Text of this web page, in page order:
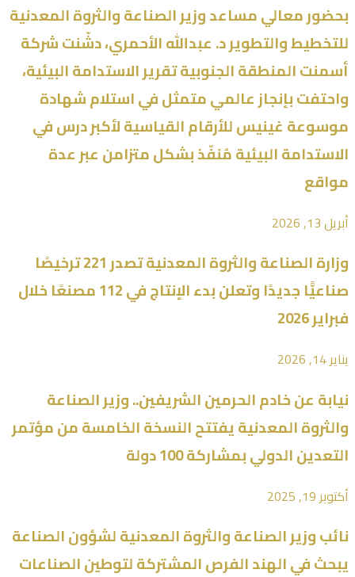
بحضور معالي مساعد وزير الصناعة والثروة المعدنية
للتخطيط والتطوير د. عبدالله الأحمري، دشّنت شركة
أسمنت المنطقة الجنوبية تقرير الاستدامة البيئية،
واحتفت بإنجاز عالمي متمثل في استلام شهادة
موسوعة غينيس للأرقام القياسية لأكبر درس في
الاستدامة البيئية مُنفّذ بشكل متزامن عبر عدة
مواقع
أبريل 13, 2026
وزارة الصناعة والثروة المعدنية تصدر 221 ترخيصًا
صناعيًّا جديدًا وتعلن بدء الإنتاج في 112 مصنعًا خلال
فبراير 2026
يناير 14, 2026
نيابة عن خادم الحرمين الشريفين.. وزير الصناعة
والثروة المعدنية يفتتح النسخة الخامسة من مؤتمر
التعدين الدولي بمشاركة 100 دولة
أكتوبر 19, 2025
نائب وزير الصناعة والثروة المعدنية لشؤون الصناعة
يبحث في الهند الفرص المشتركة لتوطين الصناعات